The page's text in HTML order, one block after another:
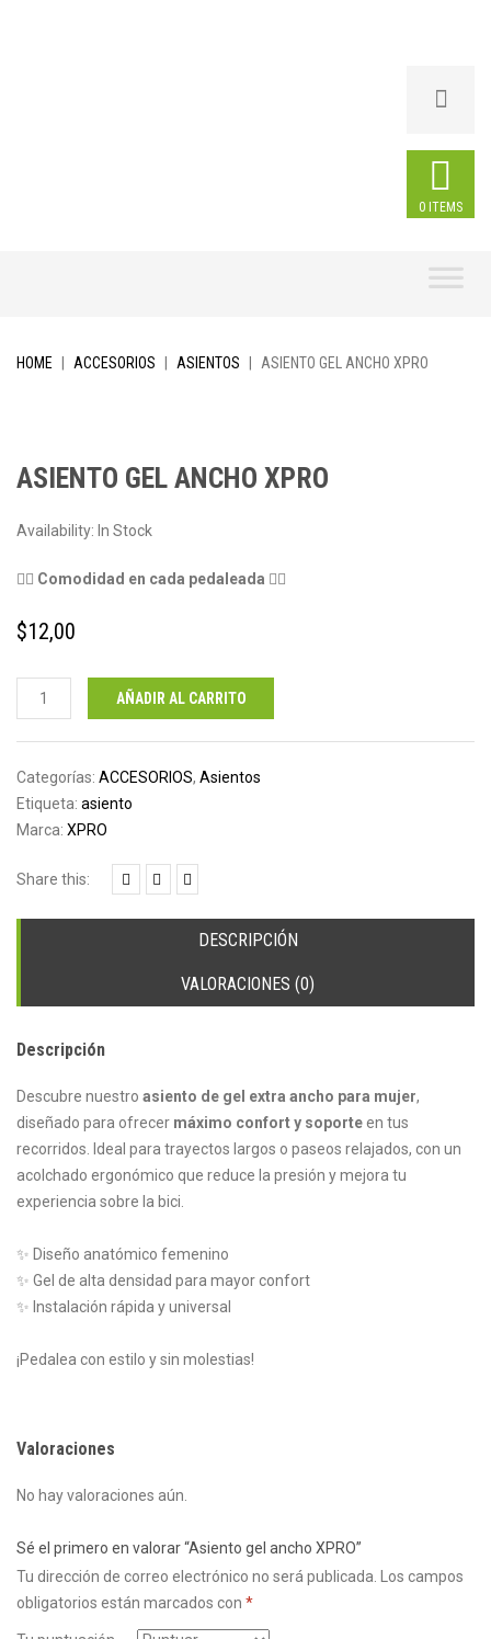
0 ITEMS
HOME ACCESORIOS ASIENTOS ASIENTO GEL ANCHO XPRO
ASIENTO GEL ANCHO XPRO
Availability: In Stock
🚴‍♀️ Comodidad en cada pedaleada 🚴‍♀️
$12,00
Asiento
gel
ancho
XPRO
cantidad
AÑADIR AL CARRITO
Categorías: ACCESORIOS, Asientos
Etiqueta: asiento
Marca: XPRO
Share this:
DESCRIPCIÓN
VALORACIONES (0)
Descripción
Descubre nuestro asiento de gel extra ancho para mujer,
diseñado para ofrecer máximo confort y soporteen tus
recorridos. Ideal para trayectos largos o paseos relajados, con un
acolchado ergonómico que reduce la presión y mejora tu
experiencia sobre la bici.
✨ Diseño anatómico femenino
✨ Gel de alta densidad para mayor confort
✨ Instalación rápida y universal
¡Pedalea con estilo y sin molestias!
Valoraciones
No hay valoraciones aún.
Sé el primero en valorar “Asiento gel ancho XPRO”
Tu dirección de correo electrónico no será publicada.
Los campos
obligatorios están marcados con *